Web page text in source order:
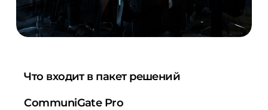
Что входит в пакет решений
CommuniGate Pro